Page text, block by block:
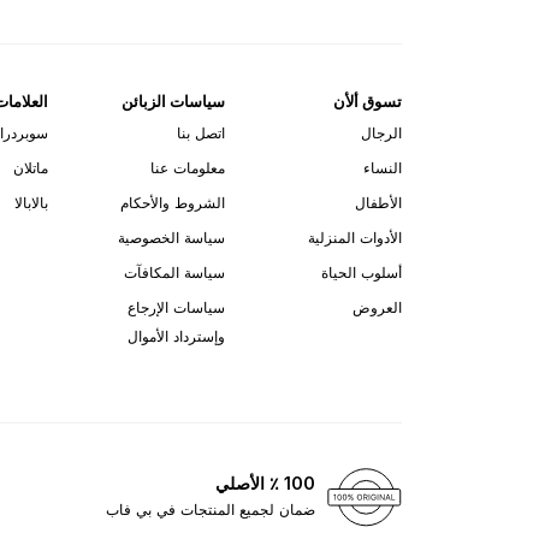
تسوق ألأن
الرجال
النساء
الأطفال
الأدوات المنزلية
أسلوب الحياة
العروض
سياسات الزبائن
اتصل بنا
معلومات عنا
الشروط والأحكام
سياسة الخصوصية
سياسة المكافآت
سياسات الإرجاع
وإسترداد الأموال
ماتلان
بالابالا
100 ٪ الأصلي
ضمان لجميع المنتجات في بي فاب